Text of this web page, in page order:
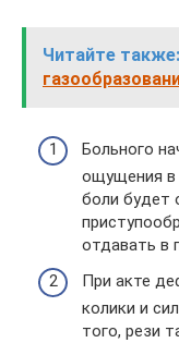
Читайте также:
Больного
ощущения в
боли будет
отдавать в
При акте
колики и
того, рези